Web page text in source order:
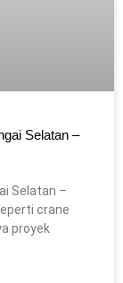
Selatan –
Selatan –
crane
proyek